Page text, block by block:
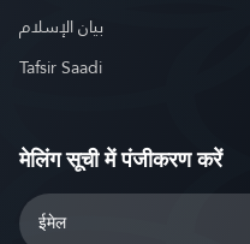
بيان الإسلام
Tafsir Saadi
मेलिंग सूची में पंजीकरण करें